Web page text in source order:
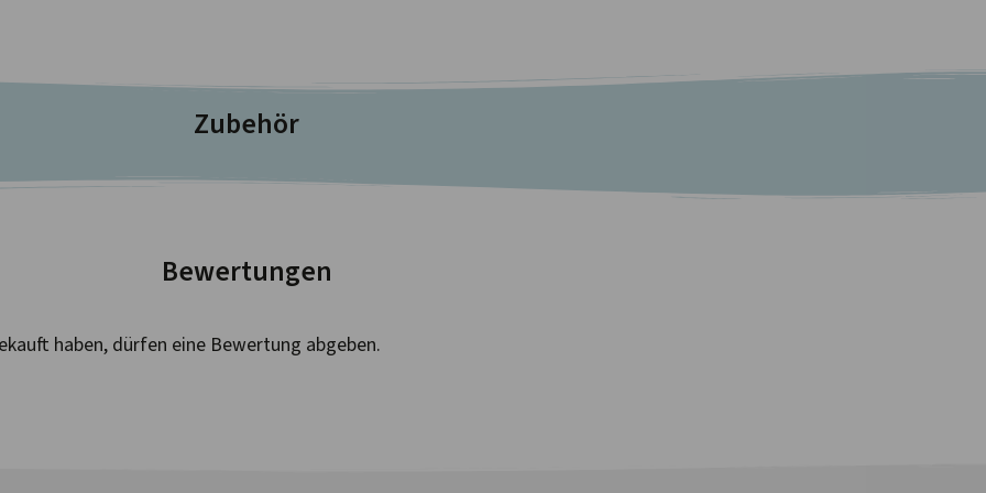
Zubehör
Bewertungen
haben, dürfen eine Bewertung abgeben.